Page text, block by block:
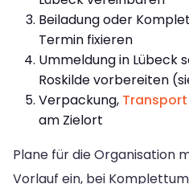
Beiladung oder
Termin fixieren
Ummeldung in Lübeck
Roskilde vorbereiten
Verpackung, Transport
am Zielort
Plane für die Organisation
Vorlauf ein, bei